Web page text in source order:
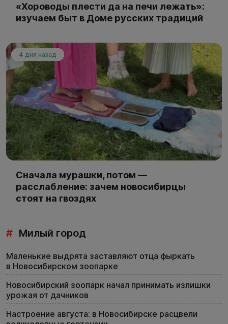
«Хороводы плести да на печи лежать»:
изучаем быт в Доме русских традиций
4 дня назад
Сначала мурашки, потом —
расслабление: зачем новосибирцы
стоят на гвоздях
# Милый город
Маленькие выдрята заставляют отца фыркать
в Новосибирском зоопарке
Новосибирский зоопарк начал принимать излишки
урожая от дачников
Настроение августа: в Новосибирске расцвели